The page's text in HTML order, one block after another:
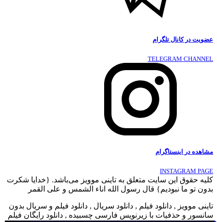
عضویت در کانال تلگرام
TELEGRAM CHANNEL
مشاهده در اینستاگرام
INSTAGRAM PAGE
کلیه حقوق این سایت متعلق به تاینی موویز می‌باشد. {خدایا شکرت
بدون تو ما نبودیم} قال رسول الله اناء الشمس و علی القمر
تاینی موویز , دانلود فیلم , دانلود سریال , دانلود فیلم و سریال بدون
سانسور و حذفیات با زیرنویس فارسی چسبیده , دانلود رایگان فیلم